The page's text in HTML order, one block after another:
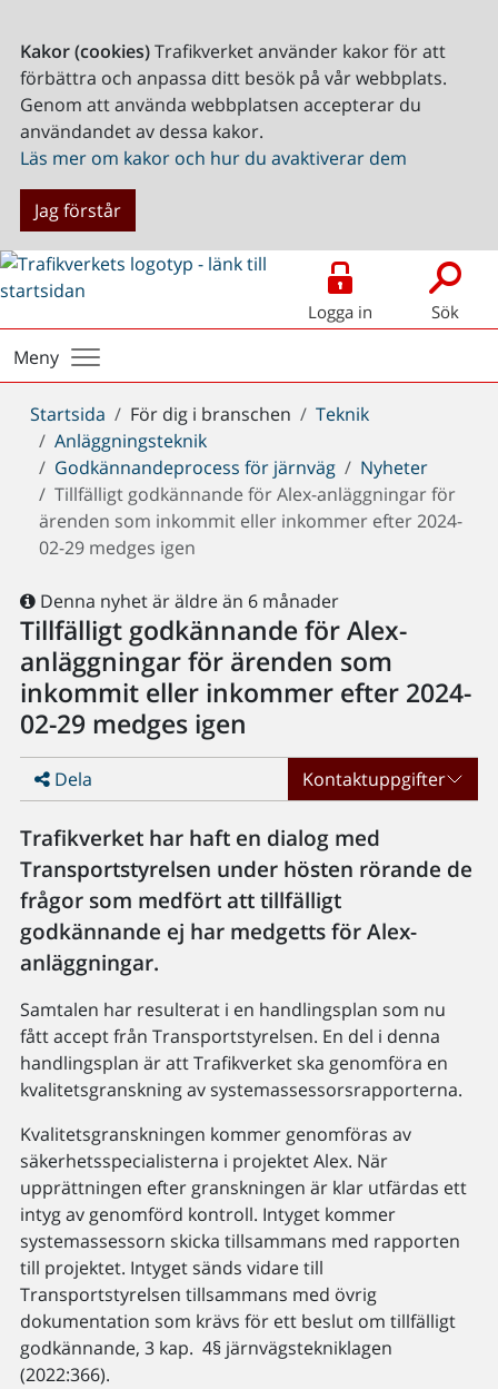
Kakor (cookies)Trafikverket använder kakor för att
förbättra och anpassa ditt besök på vår webbplats.
Genom att använda webbplatsen accepterar du
användandet av dessa kakor.
Läs mer om kakor och hur du avaktiverar dem
Jag förstår
Logga in Sök
Meny
Du
är
här:
Startsida För dig i branschen
Teknik
Anläggningsteknik
Godkännandeprocess för järnväg
Nyheter
Tillfälligt godkännande för Alex-anläggningar för
ärenden som inkommit eller inkommer efter 2024-
02-29 medges igen
Denna nyhet är äldre än 6 månader
Tillfälligt godkännande för Alex-
anläggningar för ärenden som
inkommit eller inkommer efter 2024-
02-29 medges igen
Dela Kontaktuppgifter
Trafikverket har haft en dialog med
Transportstyrelsen under hösten rörande de
frågor som medfört att tillfälligt
godkännande ej har medgetts för Alex-
anläggningar.
Samtalen har resulterat i en handlingsplan som nu
fått accept från Transportstyrelsen. En del i denna
handlingsplan är att Trafikverket ska genomföra en
kvalitetsgranskning av systemassessorsrapporterna.
Kvalitetsgranskningen kommer genomföras av
säkerhetsspecialisterna i projektet Alex. När
upprättningen efter granskningen är klar utfärdas ett
intyg av genomförd kontroll. Intyget kommer
systemassessorn skicka tillsammans med rapporten
till projektet. Intyget sänds vidare till
Transportstyrelsen tillsammans med övrig
dokumentation som krävs för ett beslut om tillfälligt
godkännande, 3 kap. 4§ järnvägstekniklagen
(2022:366).